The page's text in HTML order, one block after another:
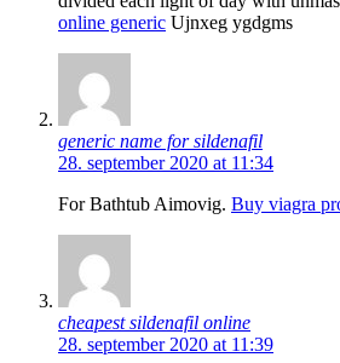
online generic Ujnxeg ygdgms
generic name for sildenafil
28. september 2020 at 11:34
For Bathtub Aimovig. Buy viagra
cheapest sildenafil online
28. september 2020 at 11:39